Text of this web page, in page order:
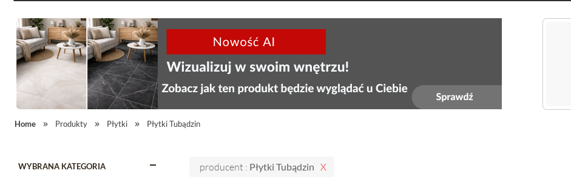
Home Produkty Płytki Płytki Tubądzin
WYBRANA KATEGORIA producent : Płytki Tubądzin